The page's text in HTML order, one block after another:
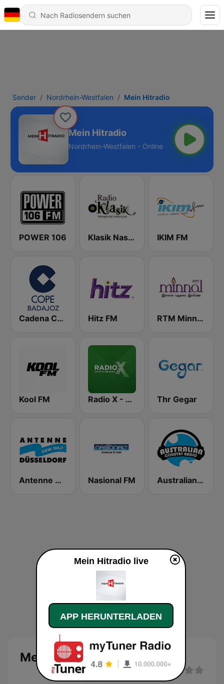
Sender Nordrhein-Westfalen Mein Hitradio
Mein Hitradio
Nordrhein-Westfalen - Online
POWER 106 Klasik Nasional FM IKIM FM
Cadena COPE Badajoz Hitz FM RTM Minnal FM
Kool FM Radio X - London Thr Gegar
Antenne Düsseldorf Nasional FM Australian Country Radio
Mein Hitradio Live
Mein Hitradio live
APP HERUNTERLADEN